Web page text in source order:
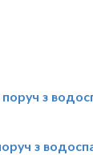
поруч з
з